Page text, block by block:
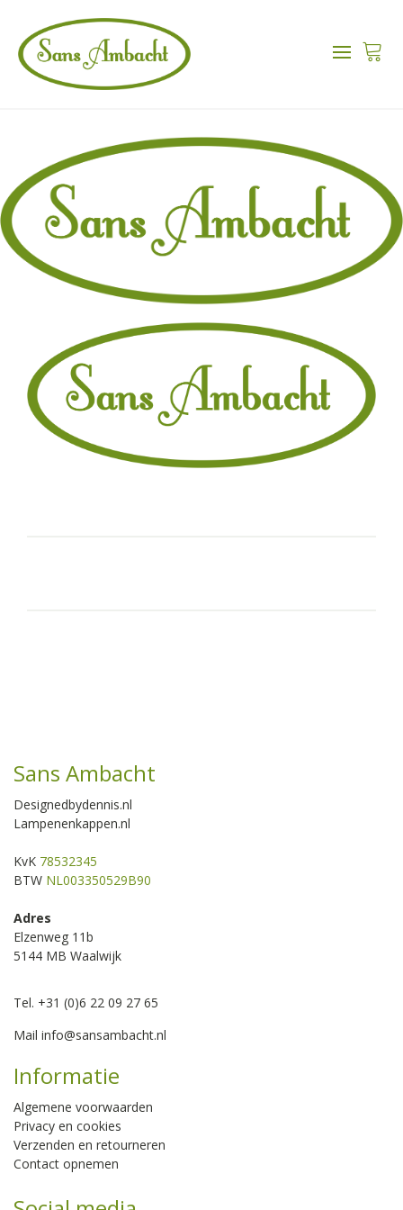
Sans Ambacht
Designedbydennis.nl
Lampenenkappen.nl
KvK 78532345
BTW NL003350529B90
Adres
Elzenweg 11b
5144 MB Waalwijk
Tel. +31 (0)6 22 09 27 65
Mail info@sansambacht.nl
Informatie
Algemene voorwaarden
Privacy en cookies
Verzenden en retourneren
Contact opnemen